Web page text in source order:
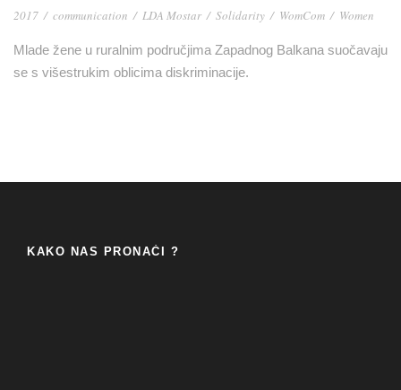
2017 / communication / LDA Mostar / Solidarity / WomCom / Women
Mlade žene u ruralnim područjima Zapadnog Balkana suočavaju
se s višestrukim oblicima diskriminacije.
KAKO NAS PRONAĆI ?